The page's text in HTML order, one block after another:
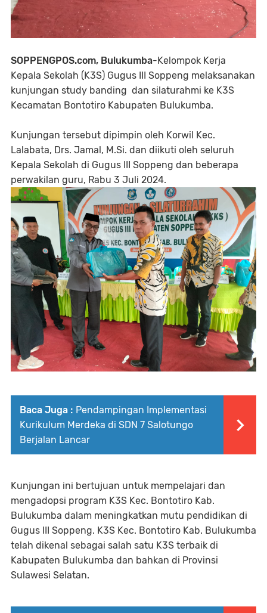
SOPPENGPOS.com, Bulukumba-Kelompok Kerja
Kepala Sekolah (K3S) Gugus III Soppeng melaksanakan
kunjungan study banding dan silaturahmi ke K3S
Kecamatan Bontotiro Kabupaten Bulukumba.
Kunjungan tersebut dipimpin oleh Korwil Kec.
Lalabata, Drs. Jamal, M.Si. dan diikuti oleh seluruh
Kepala Sekolah di Gugus III Soppeng dan beberapa
perwakilan guru, Rabu 3 Juli 2024.
Baca Juga : Pendampingan Implementasi
Kurikulum Merdeka di SDN 7 Salotungo
Berjalan Lancar
Kunjungan ini bertujuan untuk mempelajari dan
mengadopsi program K3S Kec. Bontotiro Kab.
Bulukumba dalam meningkatkan mutu pendidikan di
Gugus III Soppeng. K3S Kec. Bontotiro Kab. Bulukumba
telah dikenal sebagai salah satu K3S terbaik di
Kabupaten Bulukumba dan bahkan di Provinsi
Sulawesi Selatan.